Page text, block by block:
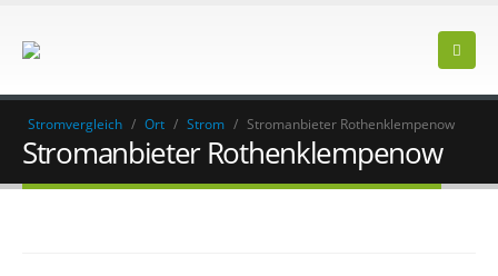
Stromvergleich / Ort / Strom / Stromanbieter Rothenklempenow
Stromanbieter Rothenklempenow